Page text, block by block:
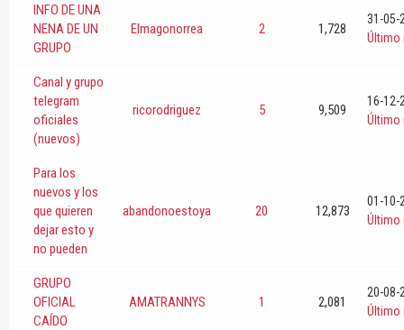
INFO DE UNA
NENA DE UN
GRUPO
Elmagonorrea 2 1,728
31-05-
Último
Canal y grupo
telegram
oficiales
(nuevos)
ricorodriguez 5 9,509
16-12-
Último
Para los
nuevos y los
que quieren
dejar esto y
no pueden
abandonoestoya 20 12,873
01-10-
Último
GRUPO
OFICIAL
CAÍDO
AMATRANNYS 1 2,081
20-08-
Último